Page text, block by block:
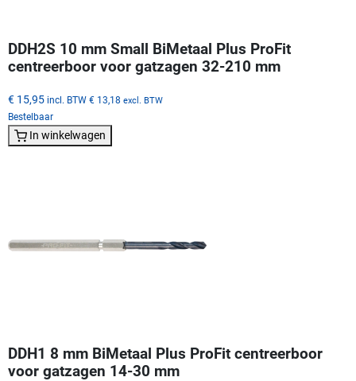
DDH2S 10 mm Small BiMetaal Plus ProFit
centreerboor voor gatzagen 32-210 mm
€ 15,95 incl. BTW € 13,18 excl. BTW
Bestelbaar
In winkelwagen
DDH1 8 mm BiMetaal Plus ProFit centreerboor
voor gatzagen 14-30 mm